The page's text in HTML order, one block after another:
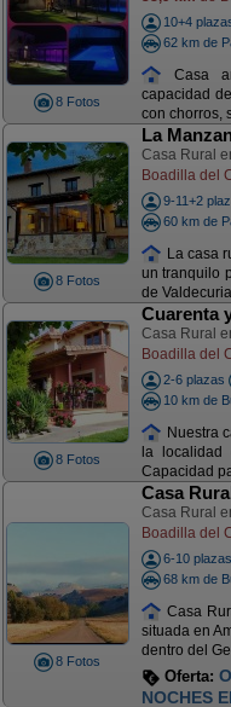
8 Fotos
10+4
62 km de
Casa
capacidad
con chorros,
8 Fotos
La
Casa Rural
Boadilla del
9-11+2
60 km de
La casa
un tranquilo
de
8 Fotos
Cuarenta
Casa Rural
Boadilla del
2-6 plazas
10 km de
Nuestra
la
Capacidad
8 Fotos
Casa
Casa Rural
Boadilla del
6-10 plazas
68 km de
Casa
situada en
dentro del
Oferta:
NOCHES